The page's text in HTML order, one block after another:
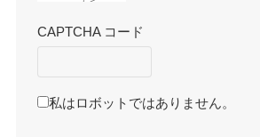
CAPTCHA コード
私はロボットではありません。